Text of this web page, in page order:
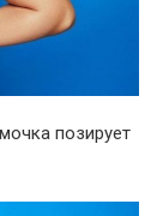
позирует